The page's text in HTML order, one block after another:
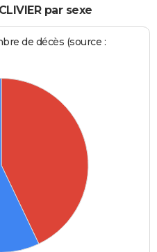
par sexe
de décès (source :